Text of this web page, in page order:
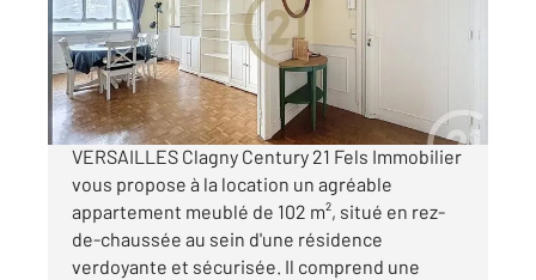
Appartement F5 à louer
2 350 €
par mois charges comprises
VERSAILLES Clagny Century 21 Fels Immobilier
vous propose à la location un agréable
appartement meublé de 102 m², situé en rez-
de-chaussée au sein d'une résidence
verdoyante et sécurisée. Il comprend une